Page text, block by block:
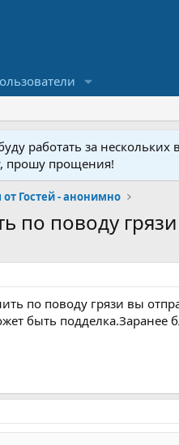
работать за нескольких
прошу прощения!
Гостей - анонимно
по поводу
по поводу грязи вы
быть подделка.Заранее